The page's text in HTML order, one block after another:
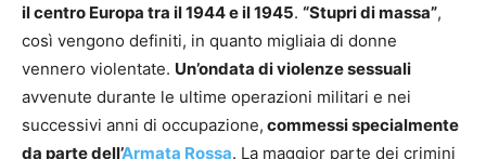
il centro Europa tra il 1944 e il 1945. “Stupri di massa”,
così vengono definiti, in quanto migliaia di donne
vennero violentate. Un’ondata di violenze sessuali
avvenute durante le ultime operazioni militari e nei
successivi anni di occupazione, commessi specialmente
da parte dell’Armata Rossa. La maggior parte dei crimini